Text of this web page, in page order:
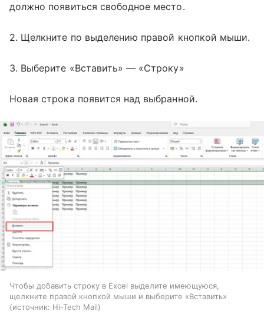
должно появиться свободное место.
2. Щелкните по выделению правой кнопкой мыши.
3. Выберите «Вставить» — «Строку»
Новая строка появится над выбранной.
Чтобы добавить строку в Excel выделите имеющуюся,
щелкните правой кнопкой мыши и выберите «Вставить»
источник: Hi-Tech Mail